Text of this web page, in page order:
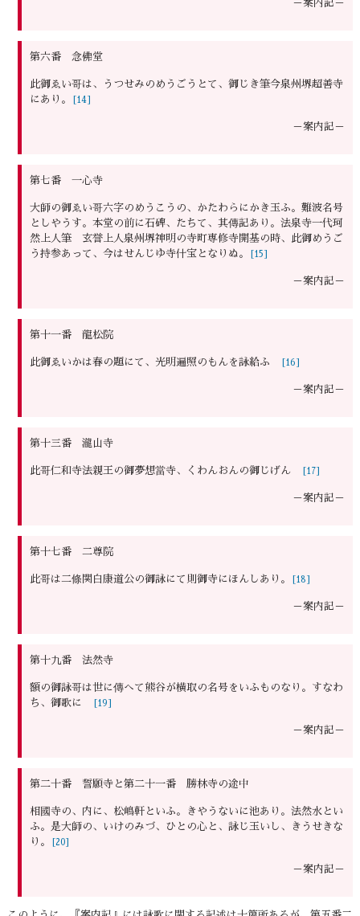
－案内記－
第六番 念佛堂
此御ゑい哥は、うつせみのめうごうとて、御じき筆今泉州堺超善寺
にあり。
[14]
－案内記－
第七番 一心寺
大師の御ゑい哥六字のめうこうの、かたわらにかき玉ふ。難波名号
としやうす。本堂の前に石碑、たちて、其傳記あり。法泉寺一代珂
然上人筆 玄誉上人泉州堺神明の寺町専修寺開基の時、此御めうご
う持参あって、今はせんじゆ寺什宝となりぬ。
[15]
－案内記－
第十一番 龍松院
此御ゑいかは春の題にて、光明遍照のもんを詠給ふ [16]
－案内記－
第十三番 瀧山寺
此哥仁和寺法親王の御夢想當寺、くわんおんの御じげん [17]
－案内記－
第十七番 二尊院
此哥は二條関白康道公の御詠にて則御寺にほんしあり。 [18]
－案内記－
第十九番 法然寺
額の御詠哥は世に傳へて熊谷が横取の名号をいふものなり。すなわ
ち、御歌に
[19]
－案内記－
第二十番 誓願寺と第二十一番 勝林寺の途中
相國寺の、内に、松嶋軒といふ。きやうないに池あり。法然水とい
ふ。是大師の、いけのみづ、ひとの心と、詠じ玉いし、きうせきな
り。
[20]
－案内記－